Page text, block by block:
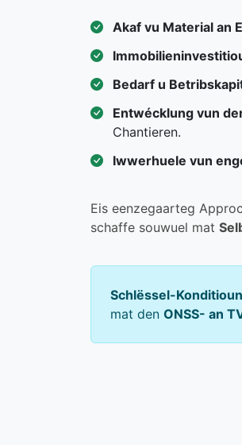
Akaf vu Material an
Bedarf u
Entwécklung vun
Chantieren.
Iwwerhuele vun
Eis eenzegaarteg
schaffe souwuel mat
Schlëssel-
mat den ONSS- an